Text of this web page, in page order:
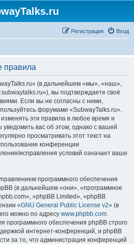
Вход
Регистрация
правила
(в дальнейшем «мы», «наш»,
вы подтверждаете своё
Если вы не согласны с ними,
форумами «SubwayTalks.ru».
эти правила в любое время и
вас об этом, однако с вашей
просматривать этот текст на
конференции
исправления условий означает ваше
программного обеспечения
(в дальнейшем «они», «программное
«phpBB Limited», «phpBB
«GNU General Public License v2» (в
можно по адресу www.phpbb.com.
программного обеспечения phpBB строго
интернет-конференций, и phpBB
за то, что администрация конференций